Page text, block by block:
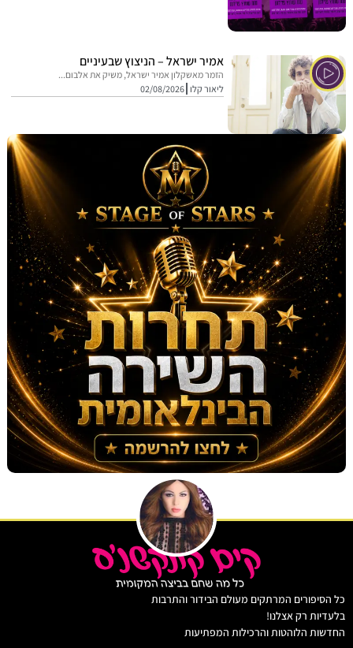
אמיר ישראל – הניצוץ שבעיניים
הזמר מאשקלון אמיר ישראל, משיק את אלבום...
ליאור קלו 02/08/2026
המרתקים מעולם הבידור והתרבות
רק אצלנו!
הלוהטות והרכילות המפתיעות